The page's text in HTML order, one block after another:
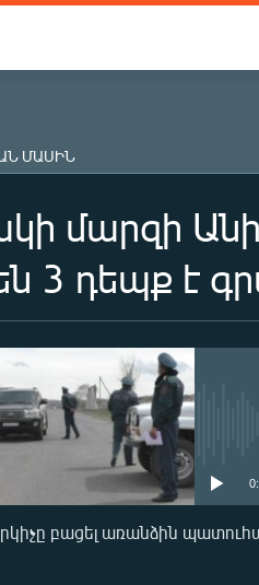
ՄԱՍԻՆ
մարզի
3 դեպք է
բացել առանձին